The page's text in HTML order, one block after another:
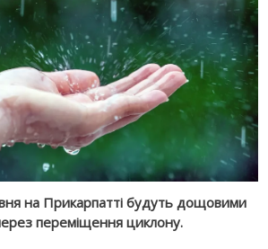
на Прикарпатті будуть дощовими
переміщення циклону.